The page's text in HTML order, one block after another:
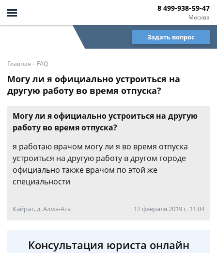
Москва
8 499-938-59-47
Задать вопрос
Главная - FAQ
Могу ли я официально устроиться на
другую работу во время отпуска?
Могу ли я официально устроиться на другую
работу во время отпуска?
я работаю врачом могу ли я во время отпуска
устроиться на другую работу в другом городе
официально также врачом по этой же
специальности
Кайрат, д. Алма-Ата 12 февраля 2019 г. 11:04
Консультация юриста онлайн